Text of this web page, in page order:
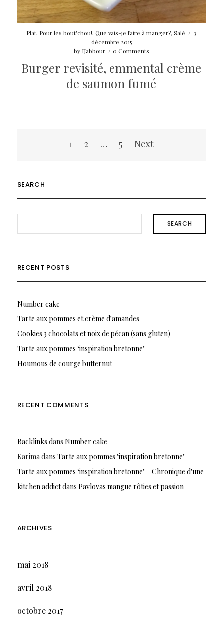
Plat, Pour les bout'chou!,Que vais-je faire à manger?,Salé / 3
décembre 2015
by IJabbour / 0 Comments
Burger revisité, emmental crème
de saumon fumé
1 2 … 5 Next
SEARCH
SEARCH
RECENT POSTS
Number cake
Tarte aux pommes et crème d’amandes
Cookies 3 chocolats et noix de pécan (sans gluten)
Tarte aux pommes ‘inspiration bretonne’
Houmous de courge butternut
RECENT COMMENTS
Backlinks dans Number cake
Karima dans Tarte aux pommes ‘inspiration bretonne’
Tarte aux pommes ‘inspiration bretonne’ – Chronique d'une
kitchen addictdans Pavlovas mangue rôties et passion
ARCHIVES
mai 2018
avril 2018
octobre 2017